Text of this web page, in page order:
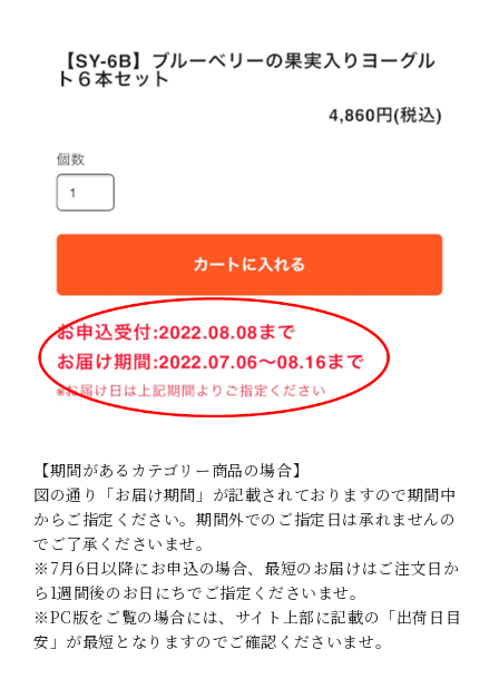
【期間があるカテゴリー商品の場合】
図の通り「お届け期間」が記載されておりますので期間中
からご指定ください。期間外でのご指定日は承れませんの
でご了承くださいませ。
※7月6日以降にお申込の場合、最短のお届けはご注文日か
ら1週間後のお日にちでご指定くださいませ。
※PC版をご覧の場合には、サイト上部に記載の「出荷日目
安」が最短となりますのでご確認くださいませ。